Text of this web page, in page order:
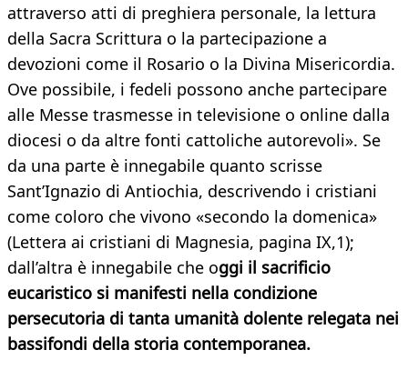
attraverso atti di preghiera personale, la lettura
della Sacra Scrittura o la partecipazione a
devozioni come il Rosario o la Divina Misericordia.
Ove possibile, i fedeli possono anche partecipare
alle Messe trasmesse in televisione o online dalla
diocesi o da altre fonti cattoliche autorevoli». Se
da una parte è innegabile quanto scrisse
Sant’Ignazio di Antiochia, descrivendo i cristiani
come coloro che vivono «secondo la domenica»
(Lettera ai cristiani di Magnesia, pagina IX,1);
dall’altra è innegabile che oggi il sacrificio
eucaristico si manifesti nella condizione
persecutoria di tanta umanità dolente relegata nei
bassifondi della storia contemporanea.